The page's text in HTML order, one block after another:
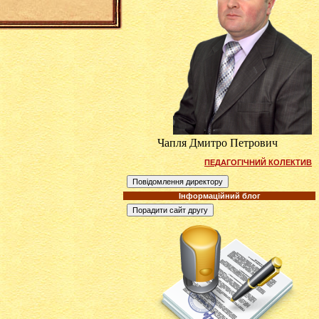
Чапля Дмитро Петрович
ПЕДАГОГІЧНИЙ КОЛЕКТИВ
Інформаційний блог